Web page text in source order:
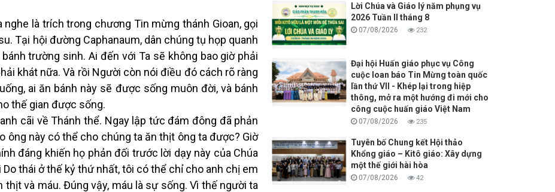
là trích trong chương Tin mừng thánh Gioan, gọi
Tại hội đường Caphanaum, dân chúng tụ họp quanh
trường sinh. Ai đến với Ta sẽ không bao giờ phải
khát nữa. Và rồi Người còn nói điều đó cách rõ ràng
ai ăn bánh này sẽ được sống muôn đời, và bánh
thế gian được sống.
cãi về Thánh thể. Ngay lập tức đám đông đã phản
ông này có thể cho chúng ta ăn thịt ông ta được? Giờ
đáng khiến họ phản đối trước lời dạy này của Chúa
thái ở thế kỷ thứ nhất, tôi có thể chỉ cho anh chị em
và máu. Đúng vậy, máu là sự sống. Vì thế người ta
Lời Chúa và Giáo lý năm phụng vụ
2026 Tuần II tháng 8
07/08/2026 232
Đại hội Huấn giáo phục vụ Công
cuộc loan báo Tin Mừng toàn quốc
lần thứ VII - Khép lại trong hiệp
thông, mở ra một hướng đi mới cho
công cuộc huấn giáo Việt Nam
07/08/2026 235
Tuyên bố Chung kết Hội thảo
Khổng giáo – Kitô giáo: Xây dựng
một thế giới hài hòa
07/08/2026 42